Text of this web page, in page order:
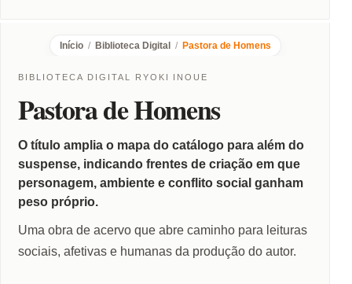
Início / Biblioteca Digital / Pastora de Homens
BIBLIOTECA DIGITAL RYOKI INOUE
Pastora de Homens
O título amplia o mapa do catálogo para além do
suspense, indicando frentes de criação em que
personagem, ambiente e conflito social ganham
peso próprio.
Uma obra de acervo que abre caminho para leituras
sociais, afetivas e humanas da produção do autor.